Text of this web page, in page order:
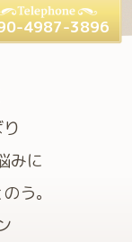
みに
う。
4987-3896